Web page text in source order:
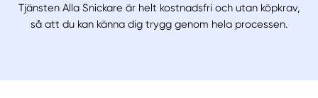
Tjänsten Alla Snickare är helt kostnadsfri och utan köpkrav,
så att du kan känna dig trygg genom hela processen.